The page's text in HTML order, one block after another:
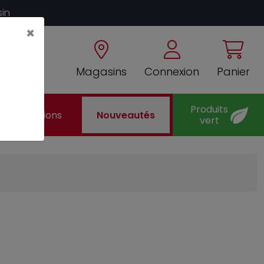
Magasins Connexion Panier
Promotions Nouveautés
Produits
vert
×